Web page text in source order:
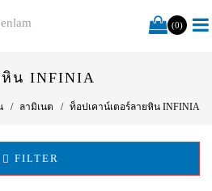
(0)
น INFINIA
ลามิเนต ท็อปเคาน์เตอร์ลายหิน INFINIA
FILTER